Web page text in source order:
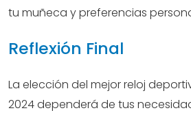
tu muñeca y preferencias
Reflexión Final
La elección del mejor reloj
2024 dependerá de tus